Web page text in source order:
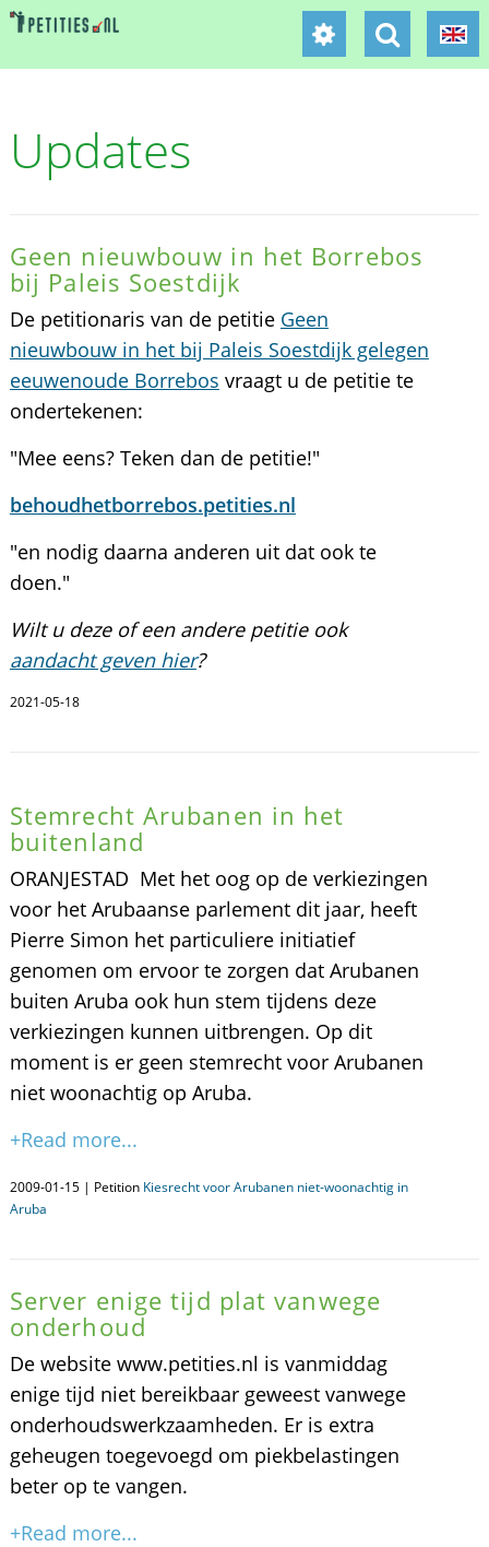
Updates
Geen nieuwbouw in het Borrebos
bij Paleis Soestdijk
De petitionaris van de petitie Geen
nieuwbouw in het bij Paleis Soestdijk gelegen
eeuwenoude Borrebos vraagt u de petitie te
ondertekenen:
"Mee eens? Teken dan de petitie!"
behoudhetborrebos.petities.nl
"en nodig daarna anderen uit dat ook te
doen."
Wilt u deze of een andere petitie ook
aandacht geven hier?
2021-05-18
Stemrecht Arubanen in het
buitenland
ORANJESTAD  Met het oog op de verkiezingen
voor het Arubaanse parlement dit jaar, heeft
Pierre Simon het particuliere initiatief
genomen om ervoor te zorgen dat Arubanen
buiten Aruba ook hun stem tijdens deze
verkiezingen kunnen uitbrengen. Op dit
moment is er geen stemrecht voor Arubanen
niet woonachtig op Aruba.
+Read more...
2009-01-15 | Petition Kiesrecht voor Arubanen niet-woonachtig in
Aruba
Server enige tijd plat vanwege
onderhoud
De website www.petities.nl is vanmiddag
enige tijd niet bereikbaar geweest vanwege
onderhoudswerkzaamheden. Er is extra
geheugen toegevoegd om piekbelastingen
beter op te vangen.
+Read more...